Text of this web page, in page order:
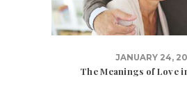
JANUARY 24,
The Meanings of Love